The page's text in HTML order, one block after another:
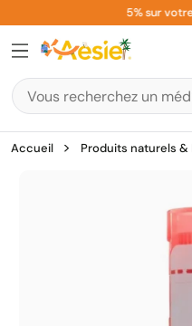
au
contenu
5% sur
Accueil Produits naturels